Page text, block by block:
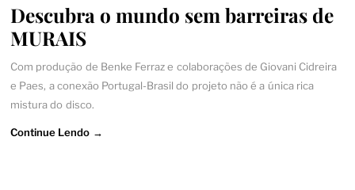
Descubra o mundo sem barreiras de
MURAIS
Com produção de Benke Ferraz e colaborações de Giovani Cidreira
e Paes, a conexão Portugal-Brasil do projeto não é a única rica
mistura do disco.
Continue Lendo →